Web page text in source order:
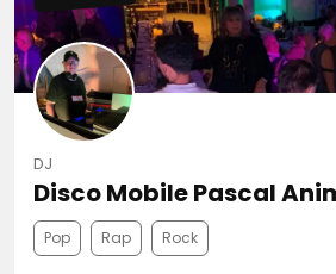
DJ
Disco Mobile Pascal
Pop Rap Rock